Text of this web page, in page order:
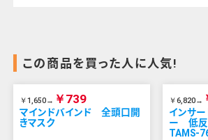
この商品を買った人に人気!
￥1,650→ ￥739
マインドバインド 全頭口開
きマスク
￥6,820→
インサー
ー 低反
TAMS-